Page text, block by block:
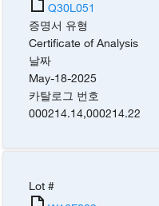
Q30L051
증명서 유형
Certificate of Analysis
날짜
May-18-2025
카탈로그 번호
000214.14,000214.22
Lot #